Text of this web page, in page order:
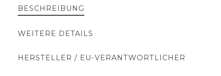
BESCHREIBUNG
WEITERE DETAILS
HERSTELLER / EU-VERANTWORTLICHER